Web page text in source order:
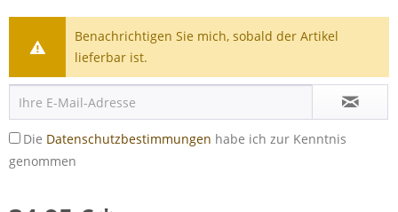
Benachrichtigen Sie mich, sobald der Artikel
lieferbar ist.
Die Datenschutzbestimmungen habe ich zur Kenntnis
genommen